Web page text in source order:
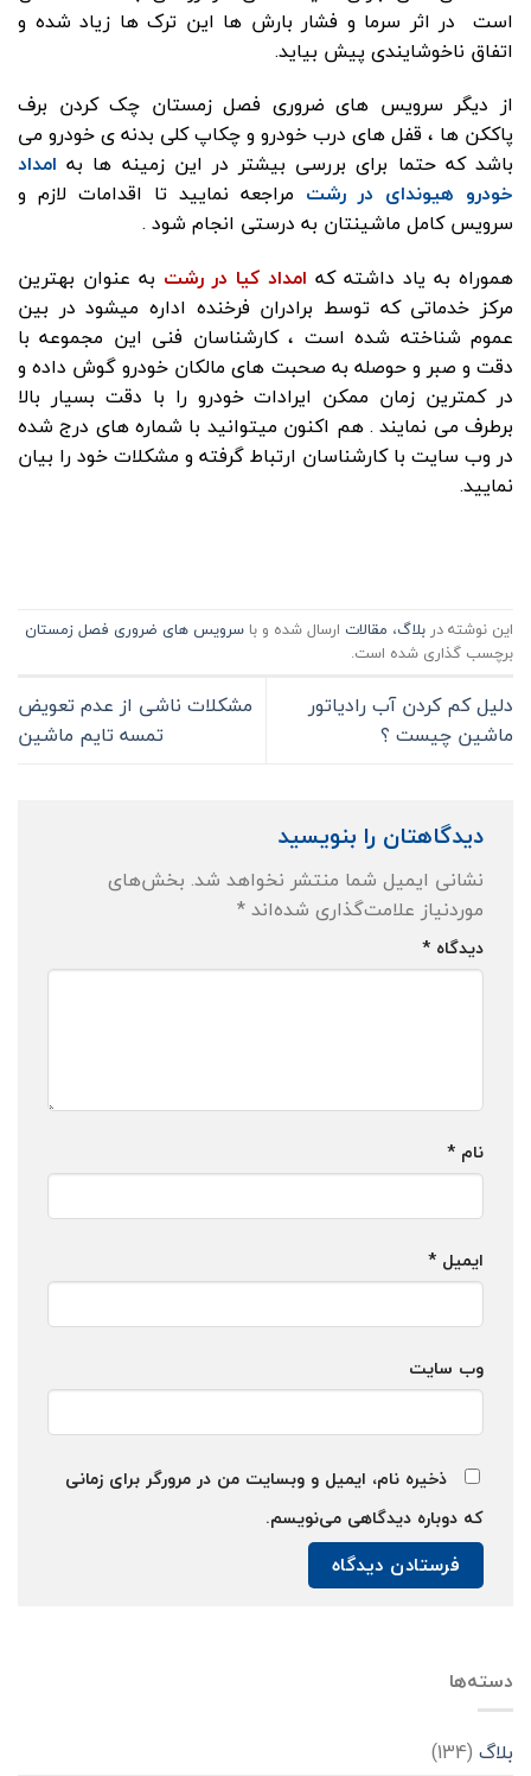
است در اثر سرما و فشار بارش ها این ترک ها زیاد شده و
اتفاق ناخوشایندی پیش بیاید.
از دیگر سرویس های ضروری فصل زمستان چک کردن برف
پاککن ها ، قفل های درب خودرو و چکاپ کلی بدنه ی خودرو می
باشد که حتما برای بررسی بیشتر در این زمینه ها به امداد
خودرو هیوندای در رشت مراجعه نمایید تا اقدامات لازم و
سرویس کامل ماشینتان به درستی انجام شود .
هموراه به یاد داشته که امداد کیا در رشت به عنوان بهترین
مرکز خدماتی که توسط برادران فرخنده اداره میشود در بین
عموم شناخته شده است ، کارشناسان فنی این مجموعه با
دقت و صبر و حوصله به صحبت های مالکان خودرو گوش داده و
در کمترین زمان ممکن ایرادات خودرو را با دقت بسیار بالا
برطرف می نمایند . هم اکنون میتوانید با شماره های درج شده
در وب سایت با کارشناسان ارتباط گرفته و مشکلات خود را بیان
نمایید.
این نوشته در بلاگ، مقالات ارسال شده و با سرویس های ضروری فصل زمستان
برچسب گذاری شده است.
دلیل کم کردن آب رادیاتور
ماشین چیست ؟
مشکلات ناشی از عدم تعویض
تمسه تایم ماشین
دیدگاهتان را بنویسید
نشانی ایمیل شما منتشر نخواهد شد. بخش‌های
موردنیاز علامت‌گذاری شده‌اند*
دیدگاه *
نام *
ایمیل *
وب‌ سایت
ذخیره نام، ایمیل و وبسایت من در مرورگر برای زمانی
که دوباره دیدگاهی می‌نویسم.
دسته‌ها
بلاگ (134)